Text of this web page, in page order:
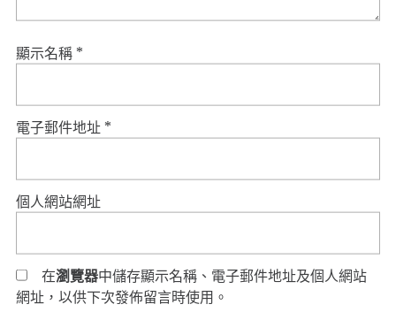
顯示名稱 *
電子郵件地址 *
個人網站網址
在瀏覽器中儲存顯示名稱、電子郵件地址及個人網站
網址，以供下次發佈留言時使用。